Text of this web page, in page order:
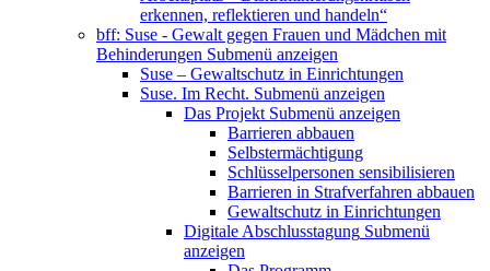
erkennen, reflektieren und handeln“
bff: Suse - Gewalt gegen Frauen und Mädchen mit
Behinderungen Submenü anzeigen
Suse – Gewaltschutz in Einrichtungen
Suse. Im Recht. Submenü anzeigen
Das Projekt Submenü anzeigen
Barrieren abbauen
Selbstermächtigung
Schlüsselpersonen sensibilisieren
Barrieren in Strafverfahren abbauen
Gewaltschutz in Einrichtungen
Digitale Abschlusstagung Submenü
anzeigen